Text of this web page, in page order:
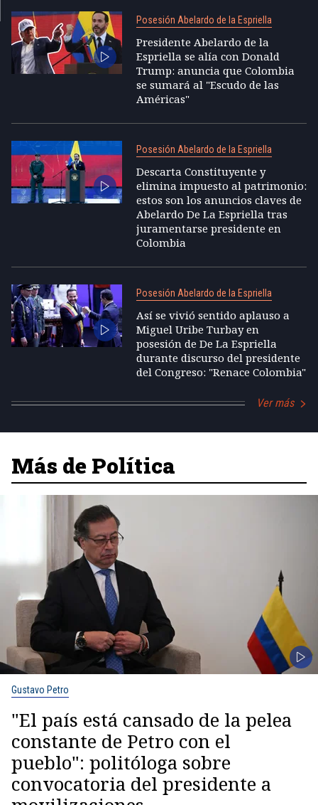
Posesión Abelardo de la Espriella
Presidente Abelardo de la
Espriella se alía con Donald
Trump: anuncia que Colombia
se sumará al "Escudo de las
Américas"
Posesión Abelardo de la Espriella
Descarta Constituyente y
elimina impuesto al patrimonio:
estos son los anuncios claves de
Abelardo De La Espriella tras
juramentarse presidente en
Colombia
Posesión Abelardo de la Espriella
Así se vivió sentido aplauso a
Miguel Uribe Turbay en
posesión de De La Espriella
durante discurso del presidente
del Congreso: "Renace Colombia"
Ver más
Más de Política
Gustavo Petro
"El país está cansado de la pelea
constante de Petro con el
pueblo": politóloga sobre
convocatoria del presidente a